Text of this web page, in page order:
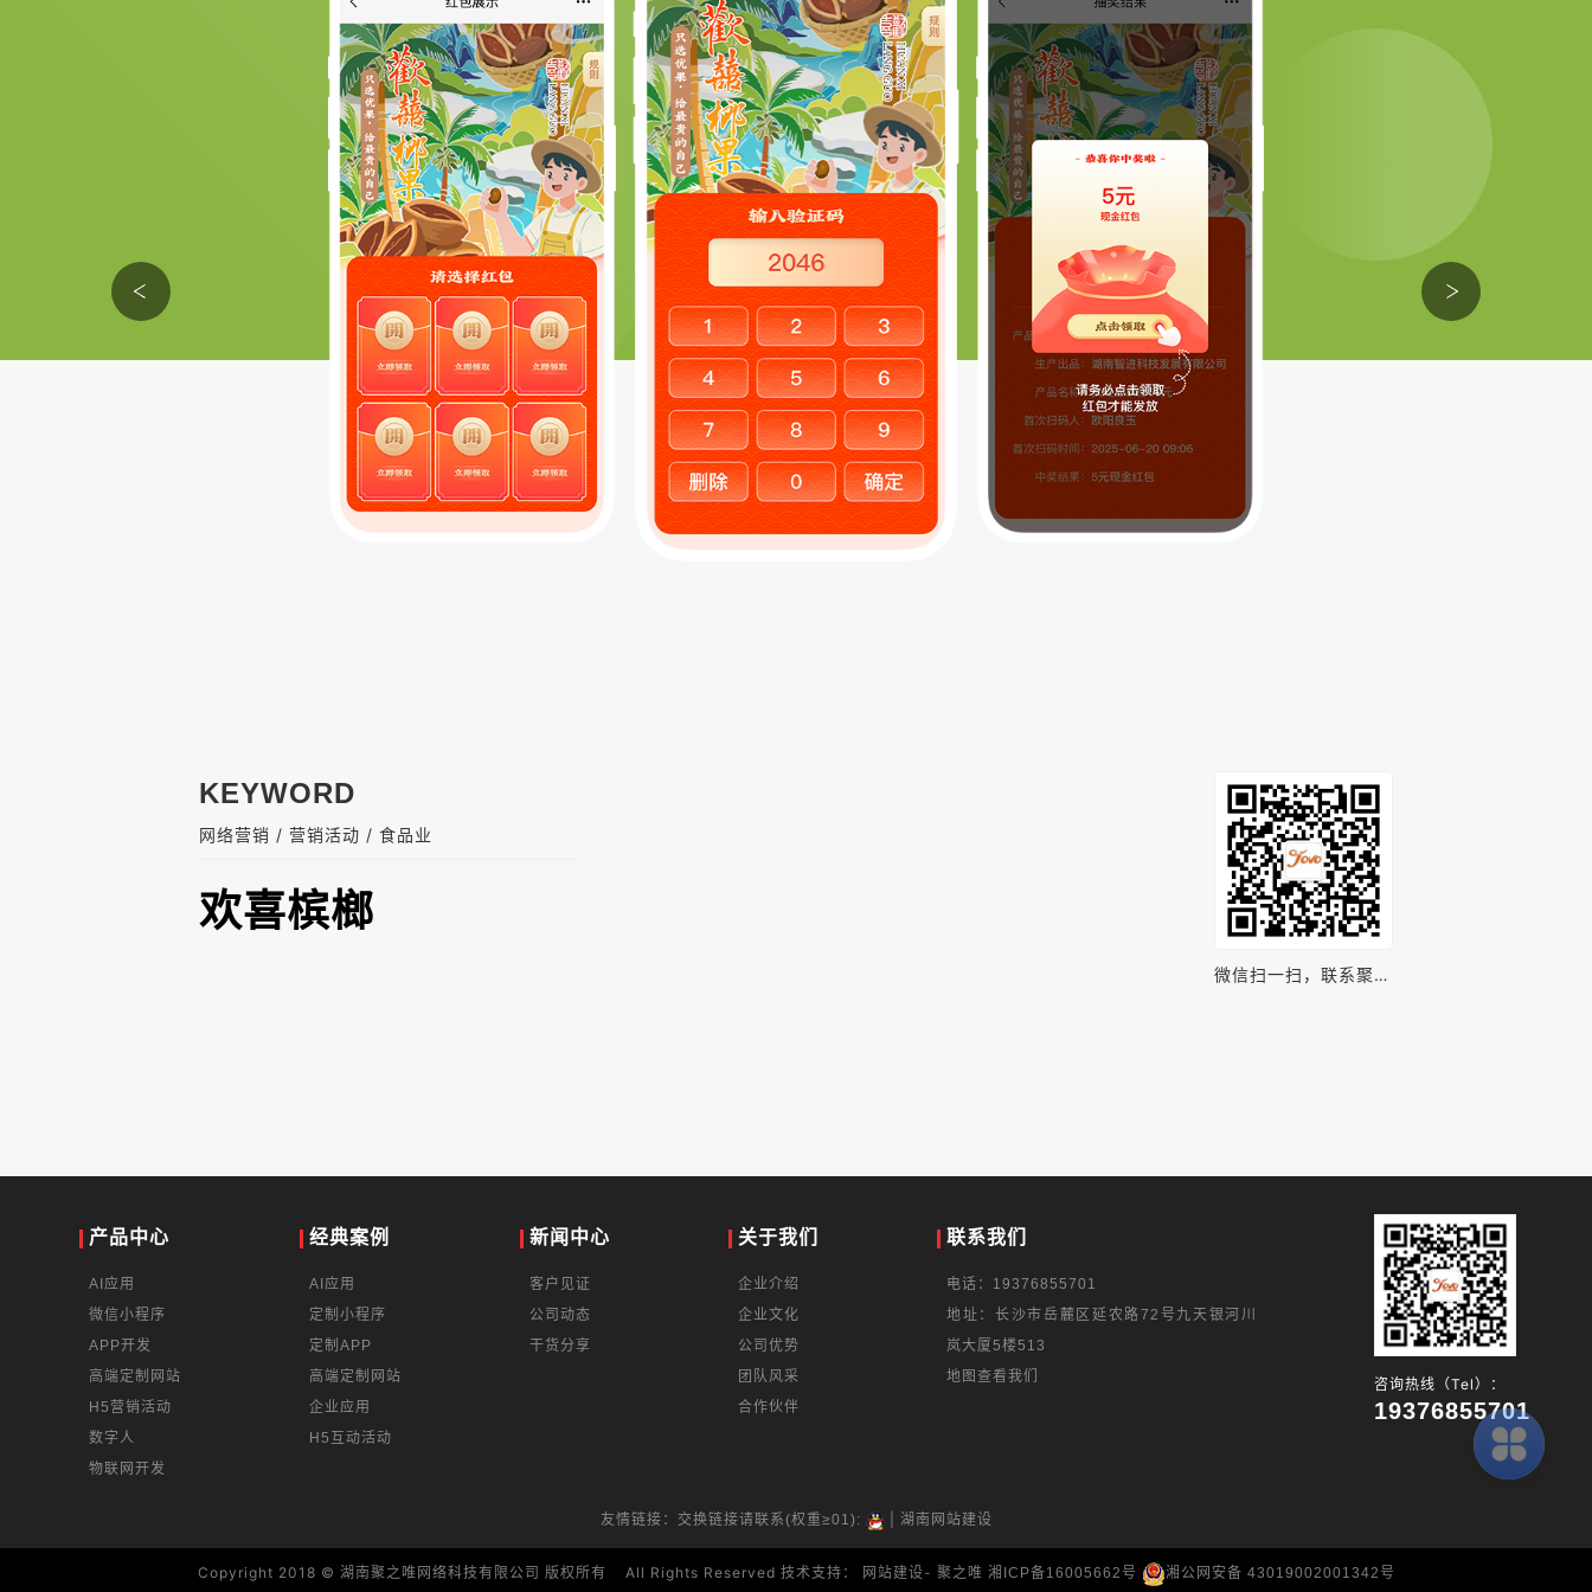
KEYWORD
网络营销 / 营销活动 / 食品业
欢喜槟榔
微信扫一扫，联系聚之
产品中心
AI应用
微信小程序
APP开发
高端定制网站
H5营销活动
数字人
物联网开发
经典案例
AI应用
定制小程序
定制APP
高端定制网站
企业应用
H5互动活动
新闻中心
客户见证
公司动态
干货分享
关于我们
企业介绍
企业文化
公司优势
团队风采
合作伙伴
联系我们
电话：19376855701
地址：长沙市岳麓区延农路72号九天银河川
岚大厦5楼513
地图查看我们
咨询热线（Tel）：
19376855701
友情链接：交换链接请联系(权重≥01): 湖南网站建设
Copyright 2018 © 湖南聚之唯网络科技有限公司 版权所有 All Rights Reserved 技术支持： 网站建设- 聚之唯 湘ICP备16005662号 湘公网安备 43019002001342号